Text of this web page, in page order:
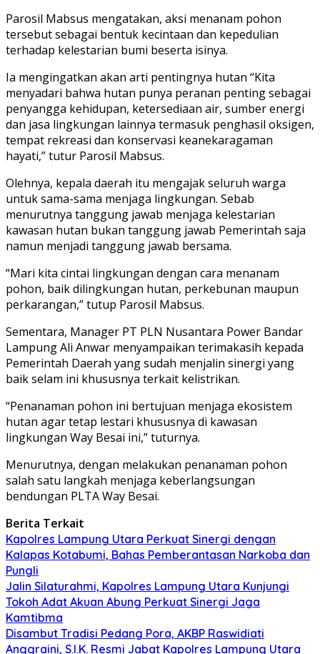
Parosil Mabsus mengatakan, aksi menanam pohon
tersebut sebagai bentuk kecintaan dan kepedulian
terhadap kelestarian bumi beserta isinya.
Ia mengingatkan akan arti pentingnya hutan “Kita
menyadari bahwa hutan punya peranan penting sebagai
penyangga kehidupan, ketersediaan air, sumber energi
dan jasa lingkungan lainnya termasuk penghasil oksigen,
tempat rekreasi dan konservasi keanekaragaman
hayati,” tutur Parosil Mabsus.
Olehnya, kepala daerah itu mengajak seluruh warga
untuk sama-sama menjaga lingkungan. Sebab
menurutnya tanggung jawab menjaga kelestarian
kawasan hutan bukan tanggung jawab Pemerintah saja
namun menjadi tanggung jawab bersama.
“Mari kita cintai lingkungan dengan cara menanam
pohon, baik dilingkungan hutan, perkebunan maupun
perkarangan,” tutup Parosil Mabsus.
Sementara, Manager PT PLN Nusantara Power Bandar
Lampung Ali Anwar menyampaikan terimakasih kepada
Pemerintah Daerah yang sudah menjalin sinergi yang
baik selam ini khususnya terkait kelistrikan.
“Penanaman pohon ini bertujuan menjaga ekosistem
hutan agar tetap lestari khususnya di kawasan
lingkungan Way Besai ini,” tuturnya.
Menurutnya, dengan melakukan penanaman pohon
salah satu langkah menjaga keberlangsungan
bendungan PLTA Way Besai.
Berita Terkait
Kapolres Lampung Utara Perkuat Sinergi dengan
Kalapas Kotabumi, Bahas Pemberantasan Narkoba dan
Pungli
Jalin Silaturahmi, Kapolres Lampung Utara Kunjungi
Tokoh Adat Akuan Abung Perkuat Sinergi Jaga
Kamtibma
Disambut Tradisi Pedang Pora, AKBP Raswidiati
Anggraini, S.I.K. Resmi Jabat Kapolres Lampung Utara